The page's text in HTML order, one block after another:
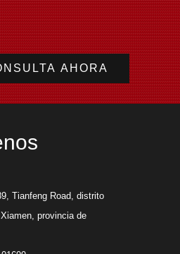
Tianfeng Road, distrito
provincia de